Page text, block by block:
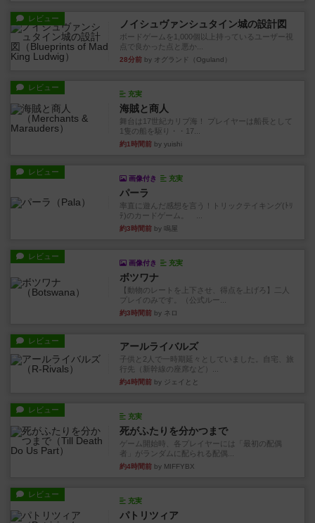
レビュー ノイシュヴァンシュタイン城の設計図
ボードゲームを1,000個以上持っているユーザー視
点で良かった点と悪か...
28分前 by オグランド（Oguland）
レビュー
充実
海賊と商人
舞台は17世紀カリブ海！ プレイヤーは船長として
1隻の船を駆り・・17...
約1時間前 by yuishi
レビュー
画像付き 充実
パーラ
率直に遊んだ感想を言う！トリックテイキング(ﾄﾘ
ﾃ)のカードゲーム。 ...
約3時間前 by 鳴屋
レビュー
画像付き 充実
ボツワナ
【動物のレートを上下させ、得点を上げろ】二人
プレイのみです。（公式ルー...
約3時間前 by ネロ
レビュー アールライバルズ
子供と2人で一時期延々としていました。自宅、旅
行先（新幹線の座席など）...
約4時間前 by ジェイとと
レビュー
充実
死がふたりを分かつまで
ゲーム開始時、各プレイヤーには「最初の配偶
者」がランダムに配られる配偶...
約4時間前 by MIFFYBX
レビュー
充実
パトリツィア